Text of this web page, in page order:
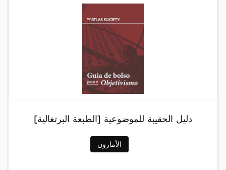
دليل الحقيبة للموضوعية [الطبعة البرتغالية]
الأمازون